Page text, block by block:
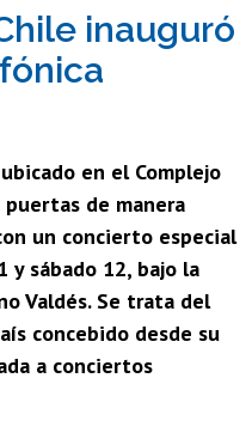
os
os
inauguró
en el Complejo
de manera
un concierto especial
y sábado 12, bajo la
Valdés. Se trata del
concebido desde su
a conciertos